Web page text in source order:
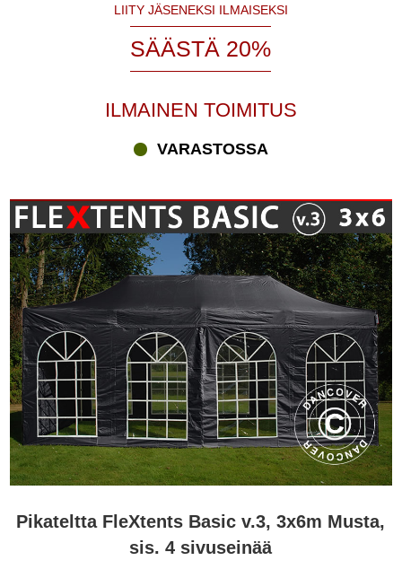
LIITY JÄSENEKSI ILMAISEKSI
SÄÄSTÄ 20%
ILMAINEN TOIMITUS
VARASTOSSA
Pikateltta FleXtents Basic v.3, 3x6m Musta,
sis. 4 sivuseinää